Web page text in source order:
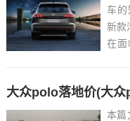
车
新款
在面
大众polo落地价(大
本篇